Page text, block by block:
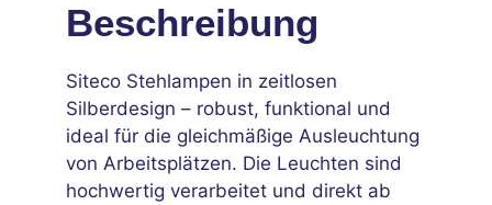
Beschreibung
Siteco Stehlampen in zeitlosen
Silberdesign – robust, funktional und
ideal für die gleichmäßige Ausleuchtung
von Arbeitsplätzen. Die Leuchten sind
hochwertig verarbeitet und direkt ab